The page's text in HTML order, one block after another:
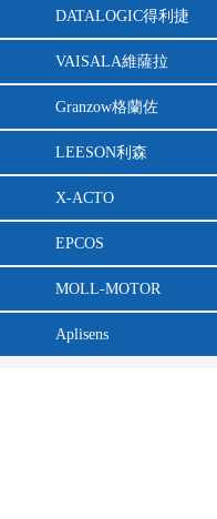
DATALOGIC得利捷
VAISALA維薩拉
Granzow格蘭佐
LEESON利森
X-ACTO
EPCOS
MOLL-MOTOR
Aplisens